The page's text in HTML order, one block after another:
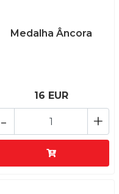
Medalha Âncora
16 EUR
+
-